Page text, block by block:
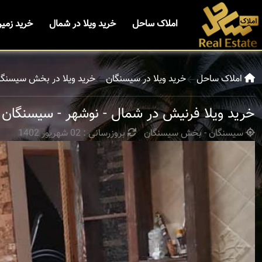
املاک ساحل خرید ویلا در شمال خرید
املاک ساحل خرید ویلا در سیسنگان خرید ویلا در بخش
خرید ویلا فرنیش در شمال - نوشهر - سیسنگان
سیسنگان - بخش سیسنگان بروزرسانی : 02 شهریور 1402